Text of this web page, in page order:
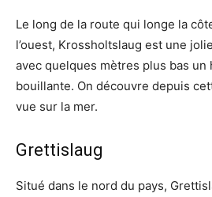
Le long de la route qui longe la
l’ouest, Krossholtslaug est une
avec quelques mètres plus bas un
bouillante. On découvre depuis
vue sur la mer.
Grettislaug
Situé dans le nord du pays,